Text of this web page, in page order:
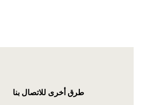
طرق أخرى للاتصال بنا